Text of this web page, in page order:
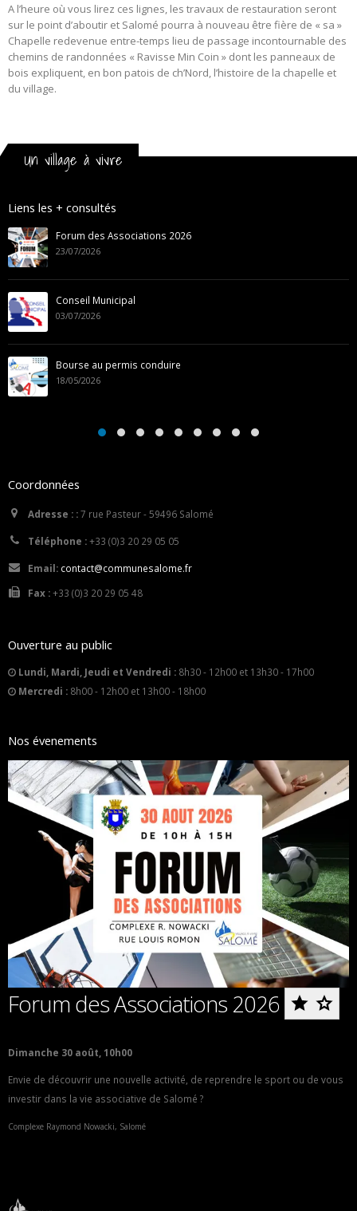
A l’heure où vous lirez ces lignes, les travaux de restauration seront
sur le point d’aboutir et Salomé pourra à nouveau être fière de « sa »
Chapelle redevenue entre-temps lieu de passage incontournable des
chemins de randonnées « Ravisse Min Coin » dont les panneaux de
bois expliquent, en bon patois de ch’Nord, l’histoire de la chapelle et
du village.
Un village à vivre
Liens les + consultés
Concours des jardins fleuris 2026
Composteurs individuels MEL
Coordonnées
Adresse : :7 rue Pasteur - 59496 Salomé
Téléphone :+33 (0)3 20 29 05 05
Email: contact@communesalome.fr
Fax :+33 (0)3 20 29 05 48
Ouverture au public
Lundi, Mardi, Jeudi et Vendredi : 8h30 - 12h00 et 13h30 - 17h00
Mercredi : 8h00 - 12h00 et 13h00 - 18h00
Nos évenements
Forum des Associations 2026
Dimanche 30 août, 10h00
Envie de découvrir une nouvelle activité, de reprendre le sport ou de vous
investir dans la vie associative de Salomé ?
Complexe Raymond Nowacki, Salomé